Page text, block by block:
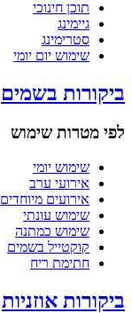
תוכן חינוכי
גיימינג
סטרימינג
שימוש יום יומי
ביקורות בשמים
לפי מטרות שימוש
שימוש יומי
אירועי ערב
אירועים מיוחדים
שימוש עונתי
שימוש כמתנה
קוקטייל בשמים
חתימת ריח
ביקורות אוזניות